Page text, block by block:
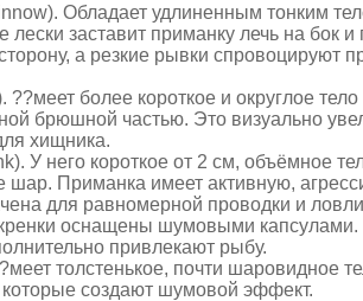
Обладает удлиненным тонким
лески заставит приманку лечь на бок и
а резкие рывки спровоцируют
??меет более короткое и округлое
брюшной частью. Это визуально
хищника.
У него короткое от 2 см, объёмное
шар. Приманка имеет активную,
для равномерной проводки и
оснащены шумовыми
привлекают рыбу.
толстенькое, почти шаровидное
создают шумовой эффект.